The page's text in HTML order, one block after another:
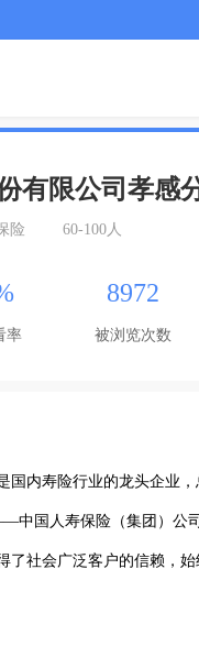
有限公司孝感
险 60-100人
率
8972
被浏览次数
国内寿险行业的龙头企业
中国人寿保险（集团）公
了社会广泛客户的信赖，始